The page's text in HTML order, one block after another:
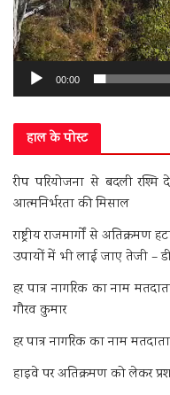
00:00
हाल के पोस्ट
रीप परियोजना से बदली रश्मि
आत्मनिर्भरता की मिसाल
राष्ट्रीय राजमार्गों से
उपायों में भी लाई जाए तेजी –
हर पात्र नागरिक का नाम
गौरव कुमार
हर पात्र नागरिक का नाम
हाइवे पर अतिक्रमण को लेकर